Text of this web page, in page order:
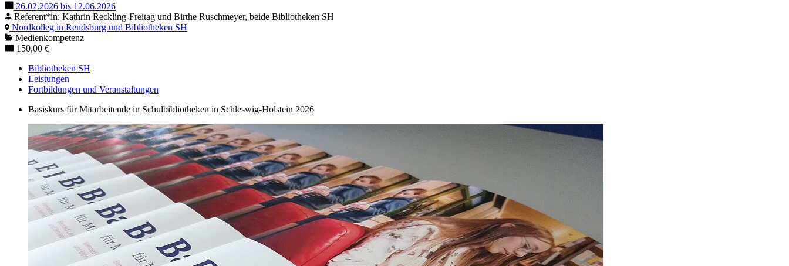
26.02.2026 bis 12.06.2026
Referent*in: Kathrin Reckling-Freitag und Birthe Ruschmeyer, beide Bibliotheken SH
Nordkolleg in Rendsburg und Bibliotheken SH
Medienkompetenz
150,00 €
Bibliotheken SH
Leistungen
Fortbildungen und Veranstaltungen
Basiskurs für Mitarbeitende in Schulbibliotheken in Schleswig-Holstein 2026